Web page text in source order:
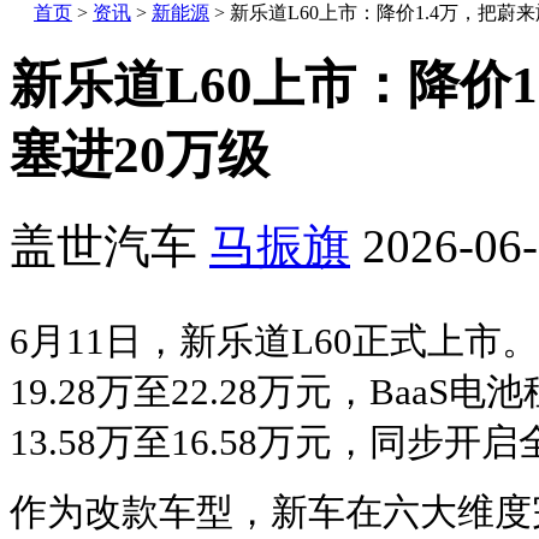
首页 > 资讯 > 新能源 > 新乐道L60上市：降价1.4万，把蔚
新乐道L60上市：降价
塞进20万级
盖世汽车 马振旗 2026-
6月11日，新乐道L60正式上市
19.28万至22.28万元，BaaS电
13.58万至16.58万元，同步开启
作为改款车型，新车在六大维